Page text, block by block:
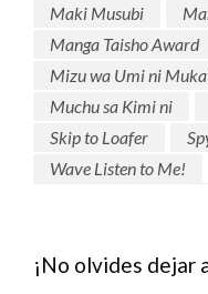
Maki Musubi
Manga Taisho Award
Mizu wa Umi ni
Muchu sa Kimi ni
Skip to Loafer
Wave Listen to Me!
¡No olvides dejar